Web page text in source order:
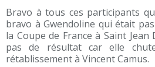
Bravo à tous ces participants
bravo à Gwendoline qui était
la Coupe de France à Saint
pas de résultat car elle
rétablissement à Vincent Camus.